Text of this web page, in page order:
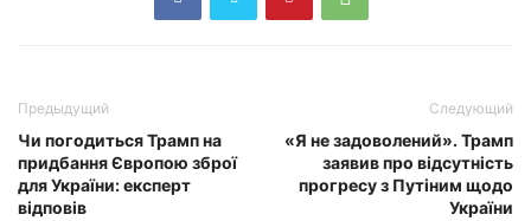
Предыдущий
Чи погодиться Трамп на
придбання Європою зброї
для України: експерт
відповів
Следующий
«Я не задоволений». Трамп
заявив про відсутність
прогресу з Путіним щодо
України